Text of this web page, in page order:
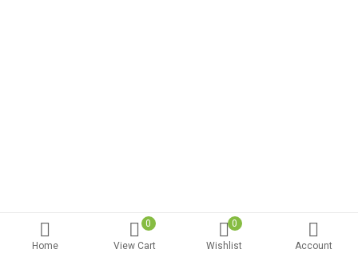
Home
0
View Cart
0
Wishlist
Account